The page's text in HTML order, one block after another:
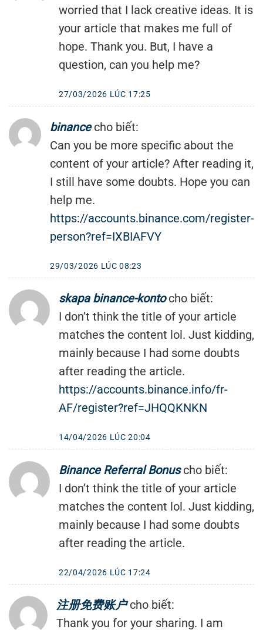
worried that I lack creative ideas. It is
your article that makes me full of
hope. Thank you. But, I have a
question, can you help me?
27/03/2026 LÚC 17:25
binance cho biết:
Can you be more specific about the
content of your article? After reading it,
I still have some doubts. Hope you can
help me.
https://accounts.binance.com/register-
person?ref=IXBIAFVY
29/03/2026 LÚC 08:23
skapa binance-konto cho biết:
I don’t think the title of your article
matches the content lol. Just kidding,
mainly because I had some doubts
after reading the article.
https://accounts.binance.info/fr-
AF/register?ref=JHQQKNKN
14/04/2026 LÚC 20:04
Binance Referral Bonus cho biết:
I don’t think the title of your article
matches the content lol. Just kidding,
mainly because I had some doubts
after reading the article.
22/04/2026 LÚC 17:24
注册免费账户 cho biết:
Thank you for your sharing. I am